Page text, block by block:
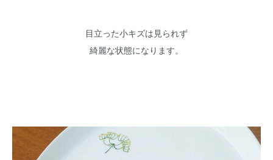
目立った小キズは見られず
綺麗な状態になります。